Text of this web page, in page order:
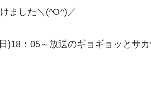
ました＼(^O^)／
)18：05～放送のギョギョッとサ